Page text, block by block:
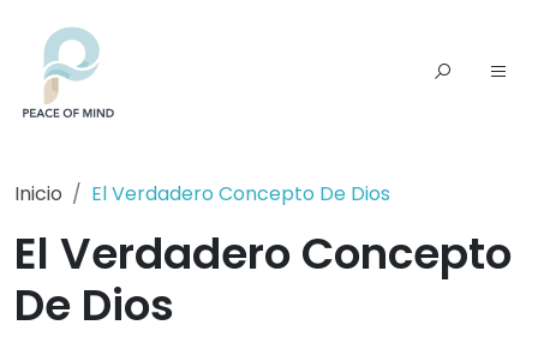
Inicio El Verdadero Concepto De Dios
El Verdadero Concepto
De Dios